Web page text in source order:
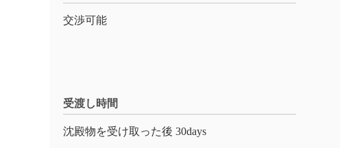
交渉可能
受渡し時間
沈殿物を受け取った後 30days